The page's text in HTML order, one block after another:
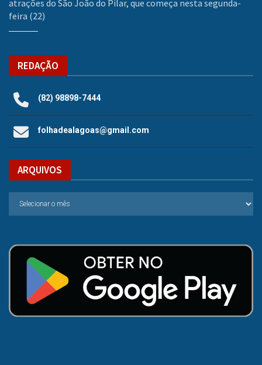
atrações do São João do Pilar, que começa nesta segunda-
feira (22)
REDAÇÃO
(82) 98898-7444
folhadealagoas@gmail.com
ARQUIVOS